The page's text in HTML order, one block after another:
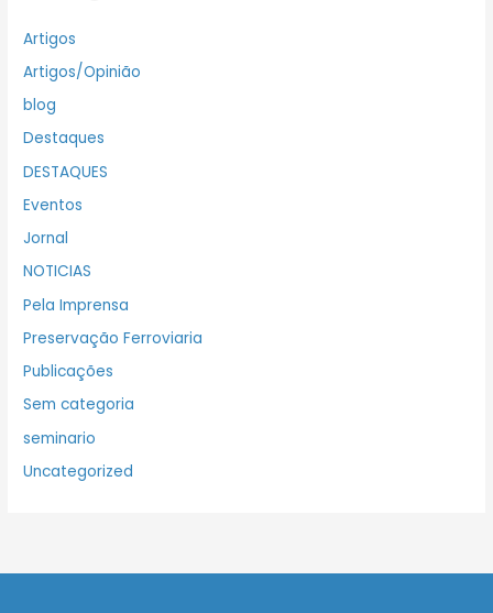
Artigos
Artigos/Opinião
blog
Destaques
DESTAQUES
Eventos
Jornal
NOTICIAS
Pela Imprensa
Preservação Ferroviaria
Publicações
Sem categoria
seminario
Uncategorized